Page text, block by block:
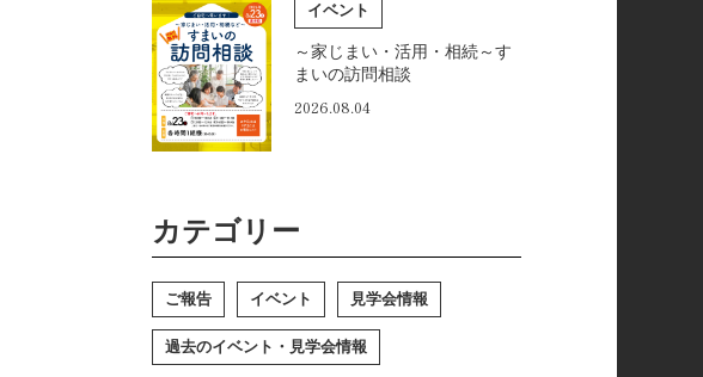
イベント
～家じまい・活用・相続～す
まいの訪問相談
2026.08.04
カテゴリー
ご報告 イベント 見学会情報
過去のイベント・見学会情報